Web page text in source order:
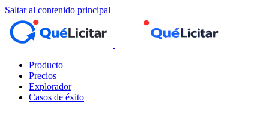
Saltar al contenido principal
Producto
Precios
Explorador
Casos de éxito